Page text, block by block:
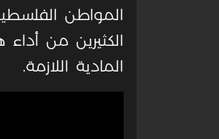
المواطن
الكثيرين من
المادية اللازمة.